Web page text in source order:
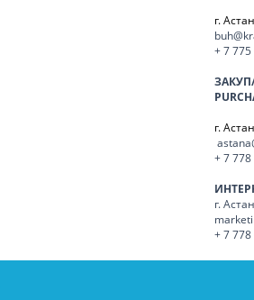
г.
+ 7
г.
+ 7
г.
+ 7